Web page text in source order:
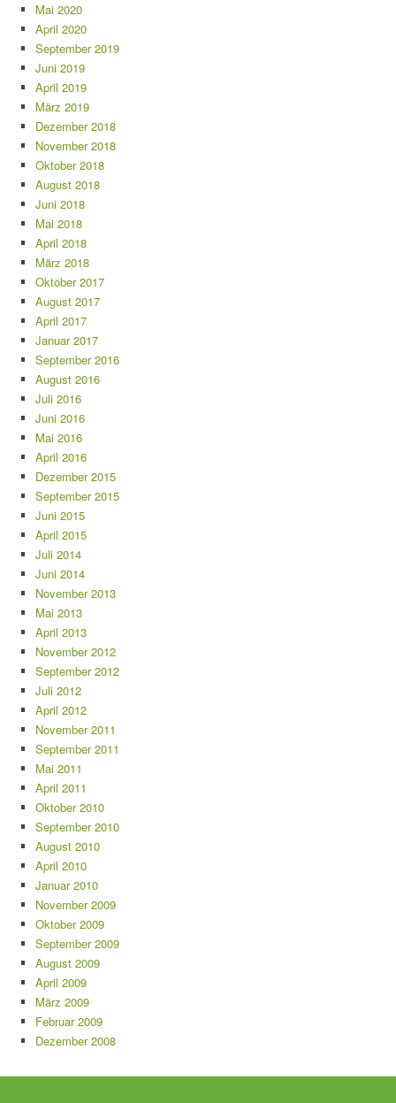
Mai 2020
April 2020
September 2019
Juni 2019
April 2019
März 2019
Dezember 2018
November 2018
Oktober 2018
August 2018
Juni 2018
Mai 2018
April 2018
März 2018
Oktober 2017
August 2017
April 2017
Januar 2017
September 2016
August 2016
Juli 2016
Juni 2016
Mai 2016
April 2016
Dezember 2015
September 2015
Juni 2015
April 2015
Juli 2014
Juni 2014
November 2013
Mai 2013
April 2013
November 2012
September 2012
Juli 2012
April 2012
November 2011
September 2011
Mai 2011
April 2011
Oktober 2010
September 2010
August 2010
April 2010
Januar 2010
November 2009
Oktober 2009
September 2009
August 2009
April 2009
März 2009
Februar 2009
Dezember 2008